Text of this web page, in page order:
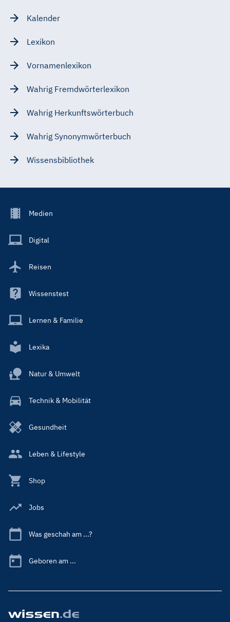
Kalender
Lexikon
Vornamenlexikon
Wahrig Fremdwörterlexikon
Wahrig Herkunftswörterbuch
Wahrig Synonymwörterbuch
Wissensbibliothek
Footer
Main
Medien
Digital
Reisen
Wissenstest
Lernen & Familie
Lexika
Natur & Umwelt
Technik & Mobilität
Gesundheit
Leben & Lifestyle
Shop
Jobs
Was geschah am ...?
Geboren am ...